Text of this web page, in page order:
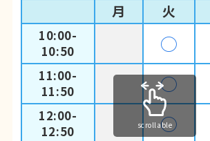
月 火
10:00-
10:50
◯
11:00-
11:50
◯
12:00-
12:50
◯
scrollable